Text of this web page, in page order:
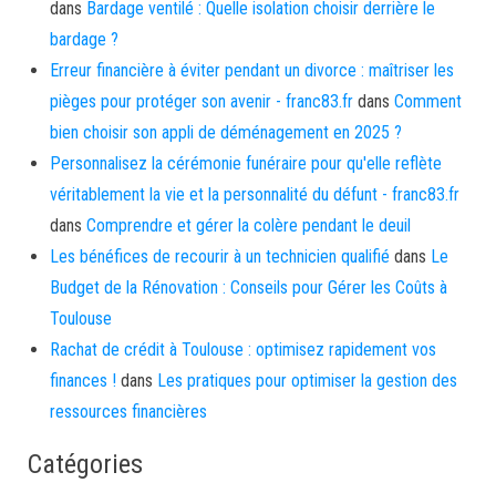
dans Bardage ventilé : Quelle isolation choisir derrière le
bardage ?
Erreur financière à éviter pendant un divorce : maîtriser les
pièges pour protéger son avenir - franc83.fr dans Comment
bien choisir son appli de déménagement en 2025 ?
Personnalisez la cérémonie funéraire pour qu'elle reflète
véritablement la vie et la personnalité du défunt - franc83.fr
dans Comprendre et gérer la colère pendant le deuil
Les bénéfices de recourir à un technicien qualifié dans Le
Budget de la Rénovation : Conseils pour Gérer les Coûts à
Toulouse
Rachat de crédit à Toulouse : optimisez rapidement vos
finances ! dans Les pratiques pour optimiser la gestion des
ressources financières
Catégories